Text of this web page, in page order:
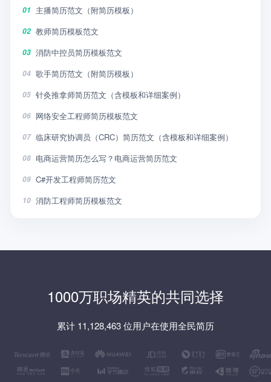
01 主播简历范文（附简历模板）
02 教师简历模板范文
03 消防中控员简历模板范文
04 歌手简历范文（附简历模板）
05 针灸推拿师简历范文（含模板和详细案例）
06 网络安全工程师简历模板范文
07 临床研究协调员（CRC）简历范文（含模板和详细案例）
08 电商运营简历怎么写？电商运营简历范文
09 C#开发工程师简历范文
10 消防工程师简历模板范文
1000万职场精英的共同选择
累计 11,128,463 位用户在使用全民简历